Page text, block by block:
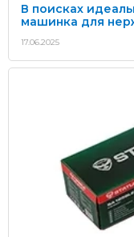
В поисках
машинка для
17.06.2025